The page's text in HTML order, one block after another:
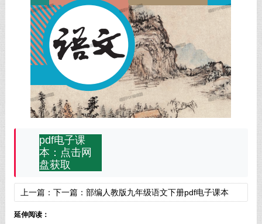
pdf电子课
本：点击网
盘获取
上一篇： 下一篇： 部编人教版九年级语文下册pdf电子课本
延伸阅读：